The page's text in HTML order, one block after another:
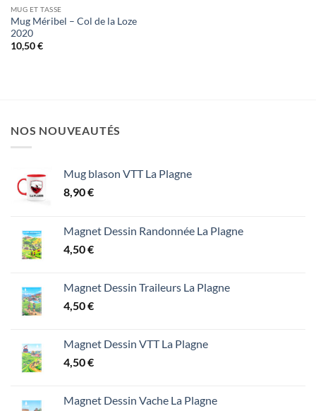
MUG ET TASSE
Mug Méribel – Col de la Loze
2020
10,50€
NOS NOUVEAUTÉS
Mug blason VTT La Plagne
8,90€
Magnet Dessin Randonnée La Plagne
4,50€
Magnet Dessin Traileurs La Plagne
4,50€
Magnet Dessin VTT La Plagne
4,50€
Magnet Dessin Vache La Plagne